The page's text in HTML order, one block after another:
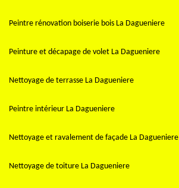
Peintre rénovation boiserie bois La Dagueniere
Peinture et décapage de volet La Dagueniere
Nettoyage de terrasse La Dagueniere
Peintre intérieur La Dagueniere
Nettoyage et ravalement de façade La Dagueniere
Nettoyage de toiture La Dagueniere